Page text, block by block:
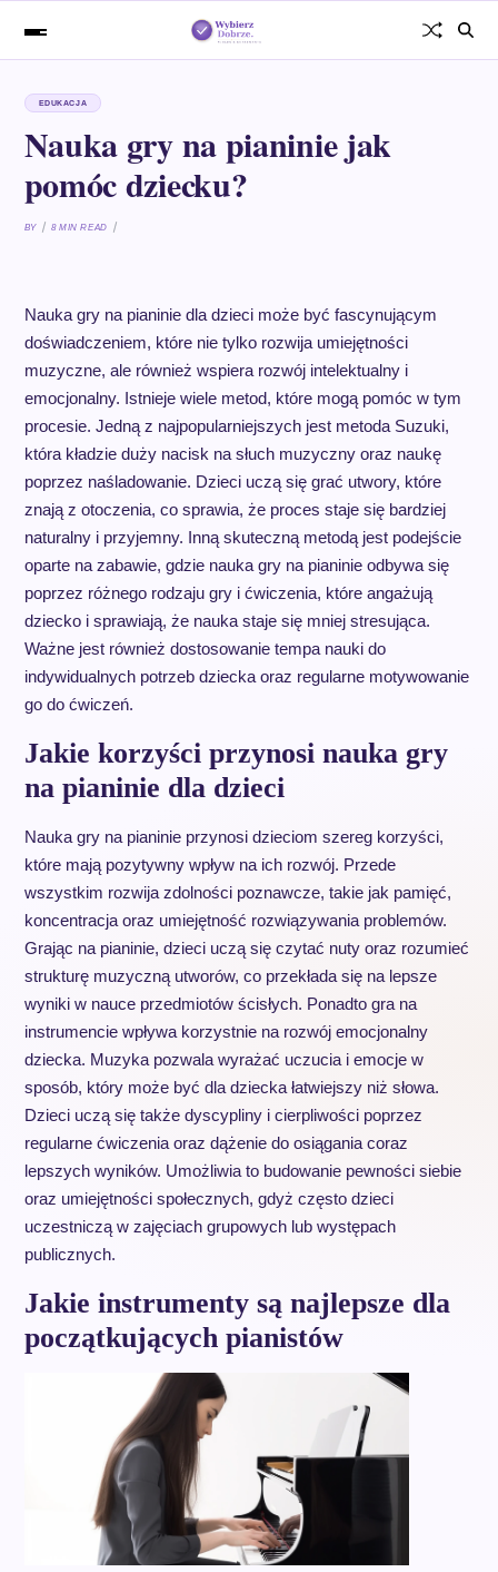
EDUKACJA
Nauka gry na pianinie jak
pomóc dziecku?
BY 8 MIN READ
Nauka gry na pianinie dla dzieci może być fascynującym
doświadczeniem, które nie tylko rozwija umiejętności
muzyczne, ale również wspiera rozwój intelektualny i
emocjonalny. Istnieje wiele metod, które mogą pomóc w tym
procesie. Jedną z najpopularniejszych jest metoda Suzuki,
która kładzie duży nacisk na słuch muzyczny oraz naukę
poprzez naśladowanie. Dzieci uczą się grać utwory, które
znają z otoczenia, co sprawia, że proces staje się bardziej
naturalny i przyjemny. Inną skuteczną metodą jest podejście
oparte na zabawie, gdzie nauka gry na pianinie odbywa się
poprzez różnego rodzaju gry i ćwiczenia, które angażują
dziecko i sprawiają, że nauka staje się mniej stresująca.
Ważne jest również dostosowanie tempa nauki do
indywidualnych potrzeb dziecka oraz regularne motywowanie
go do ćwiczeń.
Jakie korzyści przynosi nauka gry
na pianinie dla dzieci
Nauka gry na pianinie przynosi dzieciom szereg korzyści,
które mają pozytywny wpływ na ich rozwój. Przede
wszystkim rozwija zdolności poznawcze, takie jak pamięć,
koncentracja oraz umiejętność rozwiązywania problemów.
Grając na pianinie, dzieci uczą się czytać nuty oraz rozumieć
strukturę muzyczną utworów, co przekłada się na lepsze
wyniki w nauce przedmiotów ścisłych. Ponadto gra na
instrumencie wpływa korzystnie na rozwój emocjonalny
dziecka. Muzyka pozwala wyrażać uczucia i emocje w
sposób, który może być dla dziecka łatwiejszy niż słowa.
Dzieci uczą się także dyscypliny i cierpliwości poprzez
regularne ćwiczenia oraz dążenie do osiągania coraz
lepszych wyników. Umożliwia to budowanie pewności siebie
oraz umiejętności społecznych, gdyż często dzieci
uczestniczą w zajęciach grupowych lub występach
publicznych.
Jakie instrumenty są najlepsze dla
początkujących pianistów